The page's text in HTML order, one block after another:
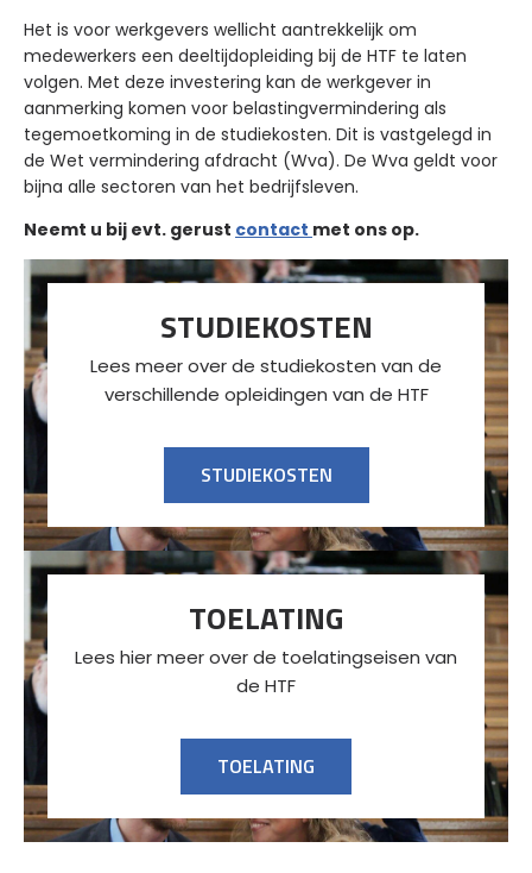
Het is voor werkgevers wellicht aantrekkelijk om
medewerkers een deeltijdopleiding bij de HTF te laten
volgen. Met deze investering kan de werkgever in
aanmerking komen voor belastingvermindering als
tegemoetkoming in de studiekosten. Dit is vastgelegd in
de Wet vermindering afdracht (Wva). De Wva geldt voor
bijna alle sectoren van het bedrijfsleven.
Neemt u bij evt. gerust contact met ons op.
STUDIEKOSTEN
Lees meer over de studiekosten van de
verschillende opleidingen van de HTF
STUDIEKOSTEN
TOELATING
Lees hier meer over de toelatingseisen van
de HTF
TOELATING